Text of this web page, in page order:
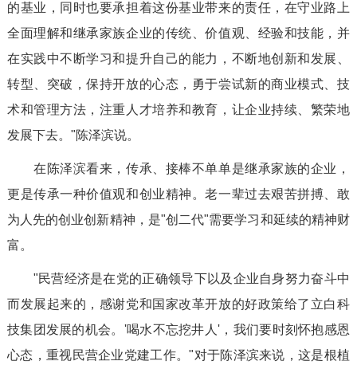
的基业，同时也要承担着这份基业带来的责任，在守业路上
全面理解和继承家族企业的传统、价值观、经验和技能，并
在实践中不断学习和提升自己的能力，不断地创新和发展、
转型、突破，保持开放的心态，勇于尝试新的商业模式、技
术和管理方法，注重人才培养和教育，让企业持续、繁荣地
发展下去。"陈泽滨说。
在陈泽滨看来，传承、接棒不单单是继承家族的企业，
更是传承一种价值观和创业精神。老一辈过去艰苦拼搏、敢
为人先的创业创新精神，是"创二代"需要学习和延续的精神财
富。
"民营经济是在党的正确领导下以及企业自身努力奋斗中
而发展起来的，感谢党和国家改革开放的好政策给了立白科
技集团发展的机会。'喝水不忘挖井人'，我们要时刻怀抱感恩
心态，重视民营企业党建工作。"对于陈泽滨来说，这是根植